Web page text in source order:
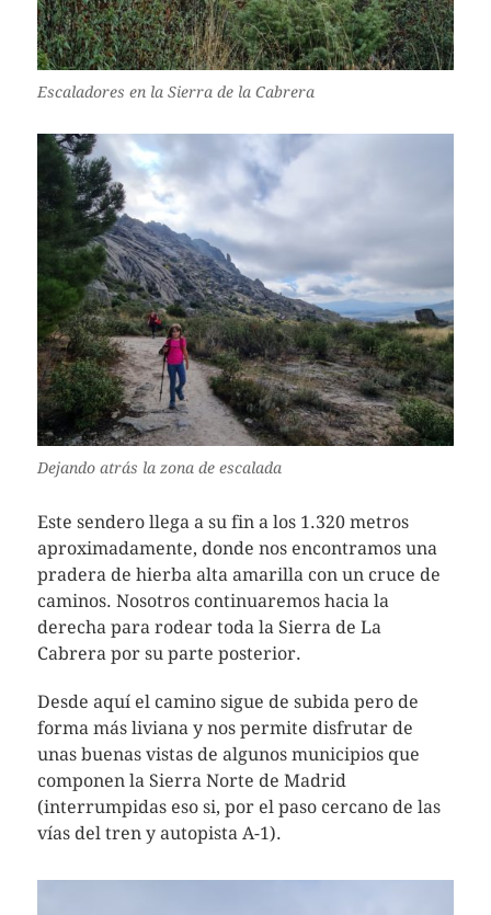
Escaladores en la Sierra de la Cabrera
Dejando atrás la zona de escalada
Este sendero llega a su fin a los 1.320 metros
aproximadamente, donde nos encontramos una
pradera de hierba alta amarilla con un cruce de
caminos. Nosotros continuaremos hacia la
derecha para rodear toda la Sierra de La
Cabrera por su parte posterior.
Desde aquí el camino sigue de subida pero de
forma más liviana y nos permite disfrutar de
unas buenas vistas de algunos municipios que
componen la Sierra Norte de Madrid
(interrumpidas eso si, por el paso cercano de las
vías del tren y autopista A-1).